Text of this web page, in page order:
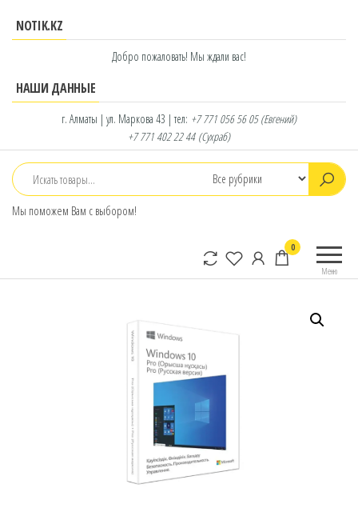
NOTIK.KZ
Добро пожаловать! Мы ждали вас!
НАШИ ДАННЫЕ
г. Алматы | ул. Маркова 43 | тел: +7 771 056 56 05(Евгений)
+7 771 402 22 44(Сухраб)
Мы поможем Вам с выбором!
магазин
Меню
0